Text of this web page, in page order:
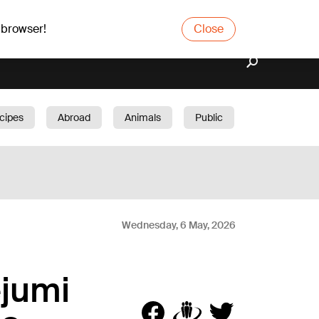
Close
Abroad Animals
Public
Wednesday, 6 May, 2026